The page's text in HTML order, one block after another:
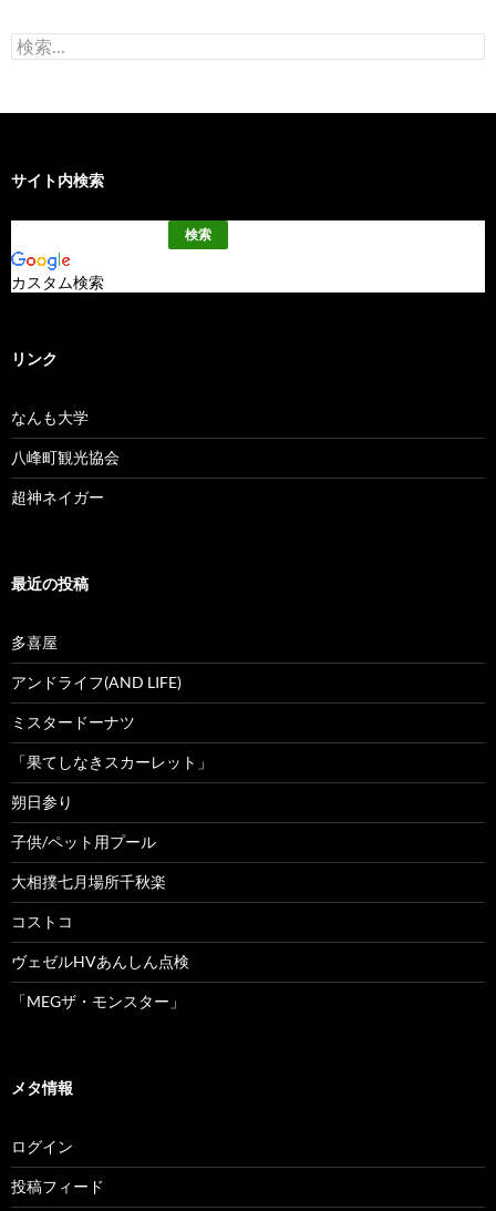
検
索:
サイト内検索
カスタム検索
リンク
なんも大学
八峰町観光協会
超神ネイガー
最近の投稿
多喜屋
アンドライフ(AND LIFE)
ミスタードーナツ
「果てしなきスカーレット」
朔日参り
子供/ペット用プール
大相撲七月場所千秋楽
コストコ
ヴェゼルHVあんしん点検
「MEGザ・モンスター」
メタ情報
ログイン
投稿フィード